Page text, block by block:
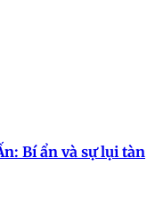
Bí ẩn và sự lụi tàn